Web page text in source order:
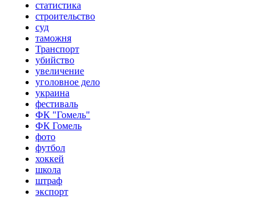
статистика
строительство
суд
таможня
Транспорт
убийство
увеличение
уголовное дело
украина
фестиваль
ФК "Гомель"
ФК Гомель
фото
футбол
хоккей
школа
штраф
экспорт